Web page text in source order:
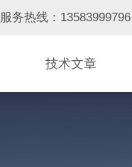
服务热线：13583999796
技术文章